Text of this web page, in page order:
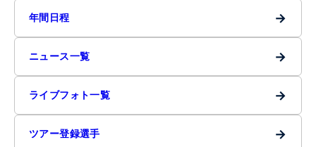
年間日程 →
ニュース一覧 →
ライブフォト一覧 →
ツアー登録選手 →